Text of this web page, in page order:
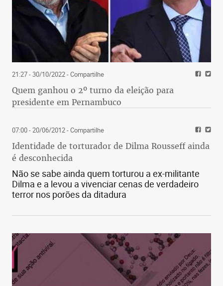
21:27 - 30/10/2022- Compartilhe
Quem ganhou o 2º turno da eleição para
presidente em Pernambuco
07:00 - 20/06/2012- Compartilhe
Identidade de torturador de Dilma Rousseff ainda
é desconhecida
Não se sabe ainda quem torturou a ex-militante
Dilma e a levou a vivenciar cenas de verdadeiro
terror nos porões da ditadura